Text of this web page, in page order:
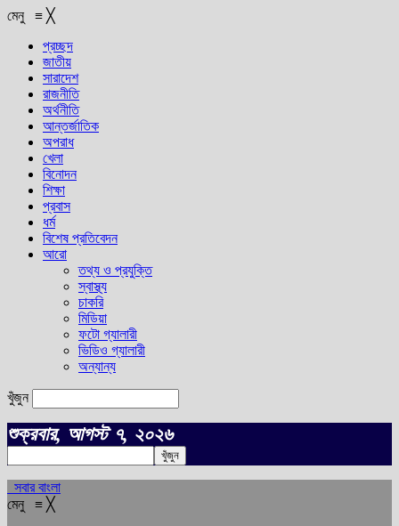
মেনু ≡ ╳
প্রচ্ছদ
জাতীয়
সারাদেশ
রাজনীতি
অর্থনীতি
আন্তর্জাতিক
অপরাধ
খেলা
বিনোদন
শিক্ষা
প্রবাস
ধর্ম
বিশেষ প্রতিবেদন
আরো
তথ্য ও প্রযুক্তি
স্বাস্থ্য
চাকরি
মিডিয়া
ফটো গ্যালারী
ভিডিও গ্যালারী
অন্যান্য
খুঁজুন
শুক্রবার, আগস্ট ৭, ২০২৬
সবার বাংলা
মেনু ≡ ╳